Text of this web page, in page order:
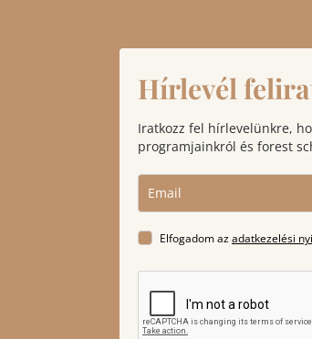
Hírlevél
Iratkozz fel hírlevelünkre,
programjainkról és forest
Elfogadom azadatkezelési